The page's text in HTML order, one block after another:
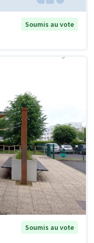
Soumis au vote
Soumis au vote